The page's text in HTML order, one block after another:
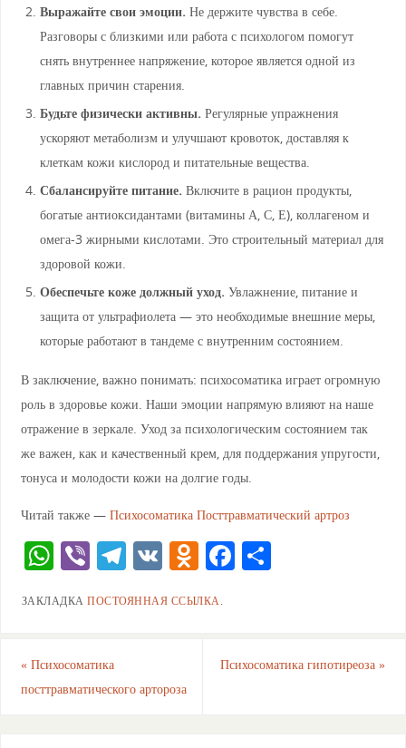
Выражайте свои эмоции. Не держите чувства в себе.
Разговоры с близкими или работа с психологом помогут
снять внутреннее напряжение, которое является одной из
главных причин старения.
Будьте физически активны. Регулярные упражнения
ускоряют метаболизм и улучшают кровоток, доставляя к
клеткам кожи кислород и питательные вещества.
Сбалансируйте питание. Включите в рацион продукты,
богатые антиоксидантами (витамины А, С, Е), коллагеном и
омега-3 жирными кислотами. Это строительный материал для
здоровой кожи.
Обеспечьте коже должный уход. Увлажнение, питание и
защита от ультрафиолета — это необходимые внешние меры,
которые работают в тандеме с внутренним состоянием.
В заключение, важно понимать: психосоматика играет огромную
роль в здоровье кожи. Наши эмоции напрямую влияют на наше
отражение в зеркале. Уход за психологическим состоянием так
же важен, как и качественный крем, для поддержания упругости,
тонуса и молодости кожи на долгие годы.
Читай также — Психосоматика Посттравматический артроз
W
at
A
p
Vi
er
T
e
m
V O
n
kl
F
b
О
ть
ЗАКЛАДКАПОСТОЯННАЯ ССЫЛКА.
«Психосоматика
посттравматического артороза
Психосоматика гипотиреоза»